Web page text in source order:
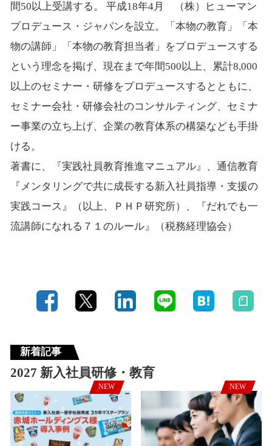
間50以上受講する。 平成18年4月 （株）ヒューマン
プロデュース・ジャパンを設立。「本物の教育」「本
物の講師」「本物の教育担当者」をプロデュースする
という理念を掲げ、現在まで年間500以上、累計8,000
以上のセミナー・研修をプロデュースするとともに、
セミナー会社・研修会社のコンサルティング、セミナ
ー事業の立ち上げ、企業の教育体系の構築なども手掛
ける。
著書に、『実践社員教育推進マニュアル』、通信教育
『メンタリングで共に成長する新入社員指導・支援の
実践コース』（以上、ＰＨＰ研究所）、『だれでも一
流講師になれる７１のルール』（税務経理協会）
新着記事
2027 新入社員研修・教育
NEW NEW